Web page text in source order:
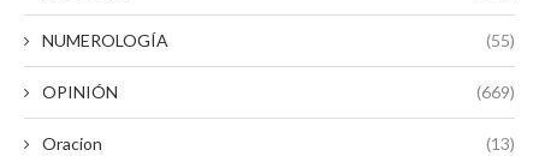
NUMEROLOGÍA (55)
OPINIÓN (669)
Oracion (13)